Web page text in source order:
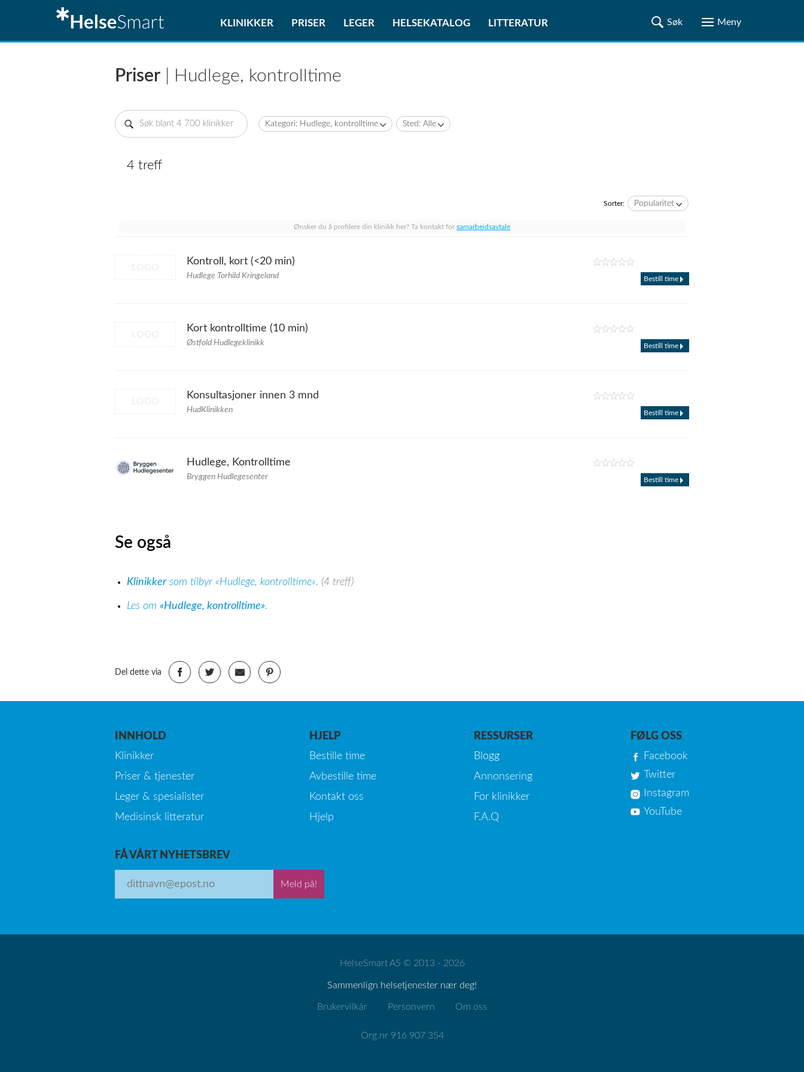
KLINIKKER PRISER LEGER HELSEKATALOG LITTERATUR
Priser | Hudlege, kontrolltime
Kategori: Hudlege, kontrolltime Sted: Alle
4 treff
Sorter: Popularitet
Ønsker du å profilere din klinikk her? Ta kontakt for samarbeidsavtale
Kontroll, kort (<20 min)
Hudlege Torhild Kringeland Bestill time
Kort kontrolltime (10 min)
Østfold Hudlegeklinikk Bestill time
Konsultasjoner innen 3 mnd
HudKlinikken Bestill time
Hudlege, Kontrolltime
Bryggen Hudlegesenter Bestill time
Se også
Klinikkersom tilbyr «Hudlege, kontrolltime». (4 treff)
Les om «Hudlege, kontrolltime».
Del dette via
INNHOLD
Klinikker
Priser & tjenester
Leger & spesialister
Medisinsk litteratur
HJELP
Bestille time
Avbestille time
Kontakt oss
Hjelp
RESSURSER
Blogg
Annonsering
For klinikker
F.A.Q
FØLG OSS
Facebook
Twitter
Instagram
YouTube
FÅ VÅRT NYHETSBREV
Meld på!
HelseSmart AS © 2013 - 2026
Sammenlign helsetjenester nær deg!
Brukervilkår Personvern Om oss
Org.nr 916 907 354